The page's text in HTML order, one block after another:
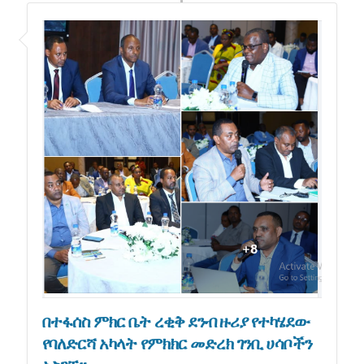
በተፋሰስ ምክር ቤት ረቂቅ ደንብ ዙሪያ የተካሄደው
የባለድርሻ አካላት የምክክር መድረክ ገንቢ ሀሳቦችን